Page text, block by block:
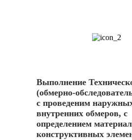
Выполнение
(обмерно-
с проведеним
внутренних обмеров, с
определением
конструктивных